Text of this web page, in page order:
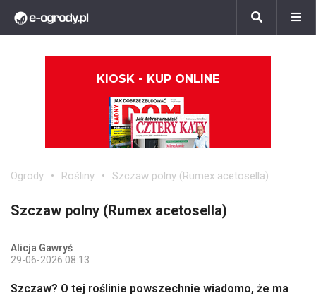
KIOSK - KUP ONLINE
Ogrody Rośliny Szczaw polny (Rumex acetosella)
Szczaw polny (Rumex acetosella)
Alicja Gawryś
29-06-2026 08:13
Szczaw? O tej roślinie powszechnie wiadomo, że ma